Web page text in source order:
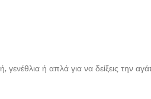
γενέθλια ή απλά για να δείξεις την